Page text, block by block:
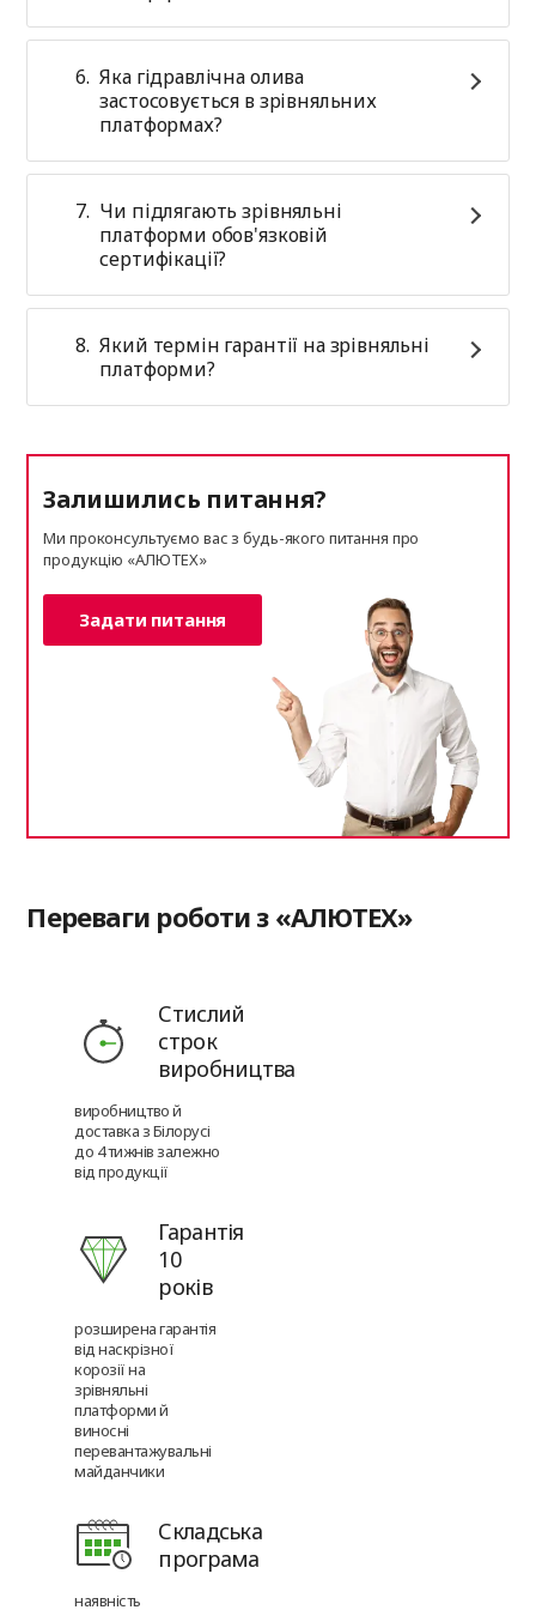
Яка гідравлічна олива
застосовується в зрівняльних
платформах?
Чи підлягають зрівняльні
платформи обов'язковій
сертифікації?
Який термін гарантії на зрівняльні
платформи?
Залишились питання?
Ми проконсультуємо вас з будь-якого питання про
продукцію «АЛЮТЕХ»
Задати питання
Переваги роботи з «АЛЮТЕХ»
Стислий
строк
виробництва
виробництво й
доставка з Білорусі
до 4 тижнів залежно
від продукції
Гарантія
10
років
розширена гарантія
від наскрізної
корозії на
зрівняльні
платформи й
виносні
перевантажувальні
майданчики
Складська
програма
наявність